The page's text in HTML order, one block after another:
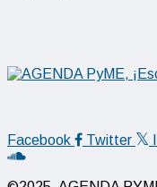
Facebook Twitter